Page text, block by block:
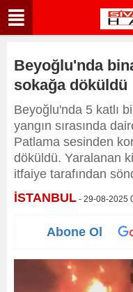
Beyoğlu'nda
sokağa döküldü
Beyoğlu'nda 5 katlı
yangın sırasında
Patlama sesinden
döküldü. Yaralanan
itfaiye tarafından
İSTANBUL - 29-08-2025
Abone Ol